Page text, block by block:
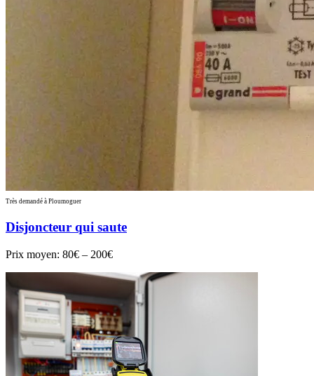
Très demandé à Ploumoguer
Disjoncteur qui saute
Prix moyen: 80€ – 200€